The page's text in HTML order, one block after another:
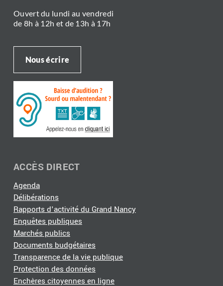
Ouvert du lundi au vendredi
de 8h à 12h et de 13h à 17h
Nous écrire
ACCÈS DIRECT
Agenda
Délibérations
Rapports d'activité du Grand Nancy
Enquêtes publiques
Marchés publics
Documents budgétaires
Transparence de la vie publique
Protection des données
Enchères citoyennes en ligne